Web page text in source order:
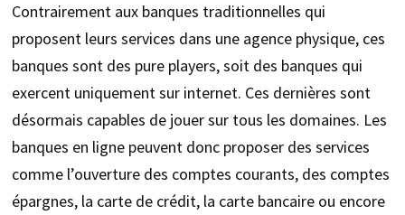
Contrairement aux banques traditionnelles qui
proposent leurs services dans une agence physique, ces
banques sont des pure players, soit des banques qui
exercent uniquement sur internet. Ces dernières sont
désormais capables de jouer sur tous les domaines. Les
banques en ligne peuvent donc proposer des services
comme l’ouverture des comptes courants, des comptes
épargnes, la carte de crédit, la carte bancaire ou encore